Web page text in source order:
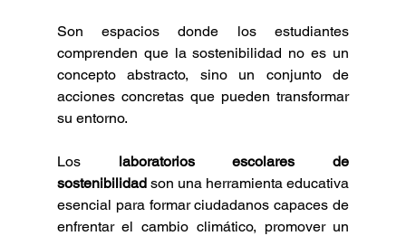
Son espacios donde los estudiantes
comprenden que la sostenibilidad no es un
concepto abstracto, sino un conjunto de
acciones concretas que pueden transformar
su entorno.
Los laboratorios escolares de
sostenibilidad son una herramienta educativa
esencial para formar ciudadanos capaces de
enfrentar el cambio climático, promover un